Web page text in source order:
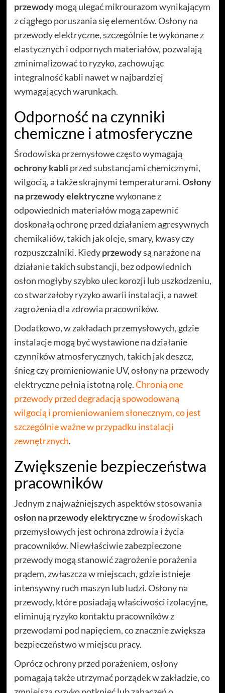
przewodymogą ulegać mikrourazom wynikającym
z ciągłego poruszania się elementów. Osłony na
przewody elektryczne, szczególnie te wykonane z
elastycznych i odpornych materiałów, pozwalają
zminimalizować to ryzyko, zachowując
integralność kabli nawet w najbardziej
wymagających warunkach.
Odporność na czynniki
chemiczne i atmosferyczne
Środowiska przemysłowe często wymagają
ochrony kabli przed substancjami chemicznymi,
wilgocią, a także skrajnymi temperaturami.Osłony
na przewody elektrycznewykonane z
odpowiednich materiałów mogą zapewnić
doskonałą ochronę przed działaniem agresywnych
chemikaliów, takich jak oleje, smary, kwasy czy
rozpuszczalniki. Kiedyprzewodysą narażone na
działanie takich substancji, bez odpowiednich
osłon mogłyby szybko ulec korozji lub uszkodzeniu,
co stwarzałoby ryzyko awarii instalacji, a nawet
zagrożenia dla zdrowia pracowników.
Dodatkowo, w zakładach przemysłowych, gdzie
instalacje mogą być wystawione na działanie
czynników atmosferycznych, takich jak deszcz,
śnieg czy promieniowanie UV, osłony na przewody
elektryczne pełnią istotną rolę.Chronią one
przewody przed degradacją spowodowaną
wilgocią i promieniowaniem słonecznym, co jest
szczególnie ważne w przypadku instalacji
zewnętrznych.
Zwiększenie bezpieczeństwa
pracowników
Jednym z najważniejszych aspektów stosowania
osłon na przewody elektrycznew środowiskach
przemysłowych jest ochrona zdrowia i życia
pracowników. Niewłaściwie zabezpieczone
przewody mogą stanowić zagrożenie porażenia
prądem, zwłaszcza w miejscach, gdzie istnieje
intensywny ruch maszyn lub ludzi. Osłony na
przewody, które posiadają właściwości izolacyjne,
eliminują ryzyko kontaktu pracowników z
przewodami pod napięciem, co znacznie zwiększa
bezpieczeństwo w miejscu pracy.
Oprócz ochrony przed porażeniem, osłony
pomagają także utrzymać porządek w zakładzie, co